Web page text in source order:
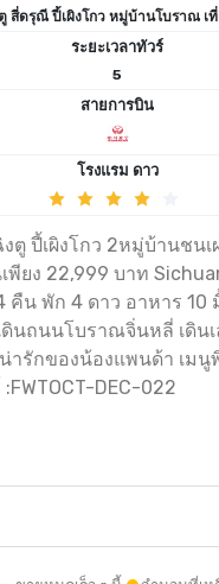
เฉิงตู สี่ดรุณี ปี้เผิงโกว หมู่บ้านโบราณ เ
ระยะเวลาทัวร์
5
สายการบิน
โรงแรม ดาว
งตู ปี้เผิงโกว 2หมู่บ้านชน
บาท Sichuan Airlines (ไม่
คืน พัก 4 ดาว อาหาร 10
ดินถนนโบราณจิ่นหลี่ เดิน
ารักของน้องแพนด้า เมนู
DEC-022